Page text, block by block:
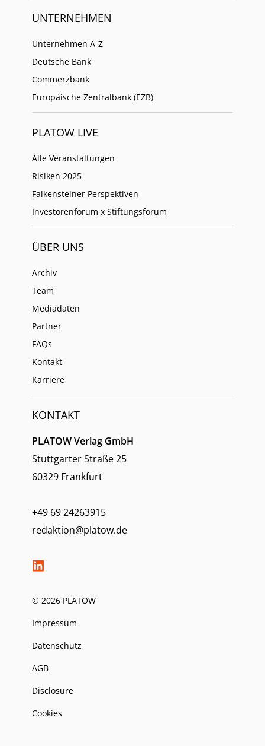
UNTERNEHMEN
Unternehmen A-Z
Deutsche Bank
Commerzbank
Europäische Zentralbank (EZB)
PLATOW LIVE
Alle Veranstaltungen
Risiken 2025
Falkensteiner Perspektiven
Investorenforum x Stiftungsforum
ÜBER UNS
Archiv
Team
Mediadaten
Partner
FAQs
Kontakt
Karriere
KONTAKT
PLATOW Verlag GmbH
Stuttgarter Straße 25
60329 Frankfurt
+49 69 24263915
redaktion@platow.de
© 2026 PLATOW
Impressum
Datenschutz
AGB
Disclosure
Cookies